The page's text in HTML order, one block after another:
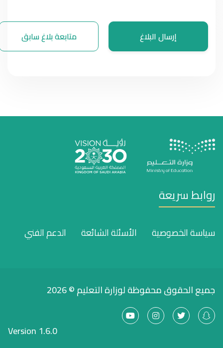
إرسال البلاغ متابعة بلاغ سابق
روابط سريعة
سياسة الخصوصية الأسئلة الشائعة الدعم الفني
جميع الحقوق محفوظة لوزارة التعليم © 2026
Version 1.6.0